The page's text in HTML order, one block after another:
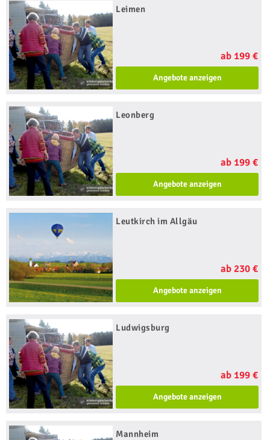
Leimen
ab 199 €
Angebote anzeigen
Leonberg
ab 199 €
Angebote anzeigen
Leutkirch im Allgäu
ab 230 €
Angebote anzeigen
Ludwigsburg
ab 199 €
Angebote anzeigen
Mannheim